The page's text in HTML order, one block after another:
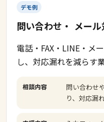
デモ例
問い合わせ・ メー
電話・FAX・LINE・メ
し、対応漏れを減らす
相談内容
問い合わせ
り、対応漏